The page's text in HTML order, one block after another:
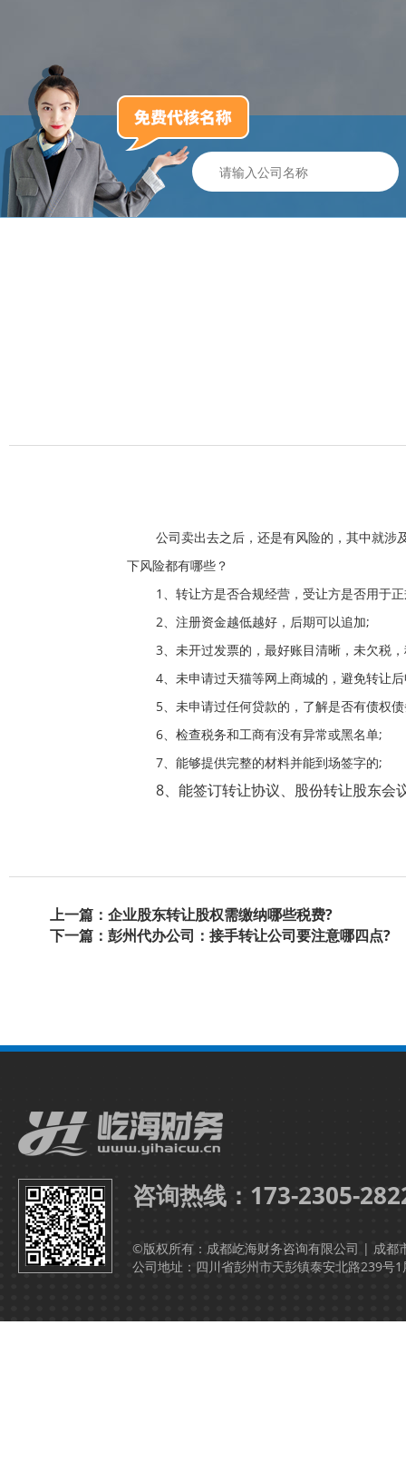
公司卖出去之后，还是有风险的，其中就涉
下风险都有哪些？
1 、转让方是否合规经营，受让方是否用于
2、注册资金越低越好，后期可以追加;
3、未开过发票的，最好账目清晰，未欠税
4、未申请过天猫等网上商城的，避免转让
5、未申请过任何贷款的，了解是否有债权
6、检查税务和工商有没有异常或黑名单;
7、能够提供完整的材料并能到场签字的;
8、能签订转让协议、股份转让股东会
上一篇：企业股东转让股权需缴纳哪些税费?
下一篇：彭州代办公司：接手转让公司要注意哪四点?
咨询热线：173-2305-
©版权所有：成都屹海财务咨询有限公司 | 成都
公司地址：四川省彭州市天彭镇泰安北路239号